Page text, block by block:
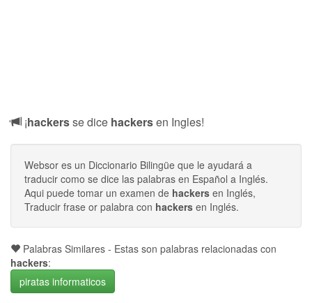
¡hackersse dice hackersen Ingles!
Websor es un Diccionario Bilingüe que le ayudará a
traducir como se dice las palabras en Español a Inglés.
Aqui puede tomar un examen de hackers en Inglés,
Traducir frase or palabra con hackers en Inglés.
Palabras Similares - Estas son palabras relacionadas con
hackers:
piratas informaticos